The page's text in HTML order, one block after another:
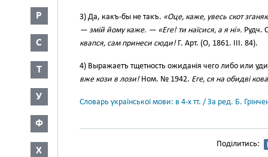
Р
С
Т
У
Ф
Х
3) Да, какъ-бы не такъ. «Оце, каже, увесь скот
— змій йому каже. — «Еге! ти наїсися, а я ні». Рудч.
квапся, сам принеси сюди!Г. Арт. (О, 1861. III. 84).
4) Выражаетъ тщетность ожиданія чего либо или
вже кози в лози!Ном. № 1942. Еге, ся на обидві
Словарь української мови: в 4-х тт. / За ред. Б.
Поділитись: